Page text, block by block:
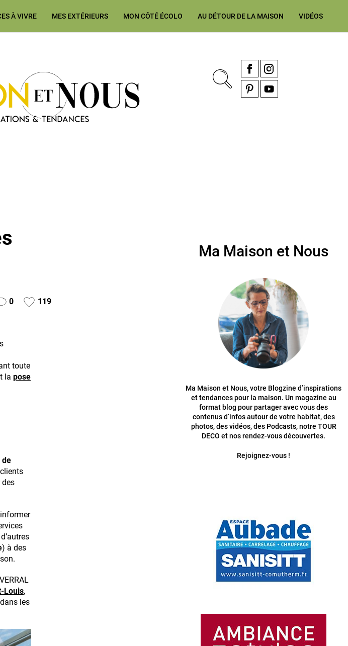
À VIVRE MES EXTÉRIEURS MON CÔTÉ ÉCOLO AU DÉTOUR DE LA MAISON VIDÉOS
Ma Maison et Nous Construction, rénovation & décoration Alsace, Franche-Comté
FacebookInstagram
0 119
toute
la pose
de
des
) à des
Louis,
les
Ma Maison et Nous
Ma Maison et Nous, votre Blogzine d’inspirations
et tendances pour la maison. Un magazine au
format blog pour partager avec vous des
contenus d’infos autour de votre habitat, des
photos, des vidéos, des Podcasts, notre TOUR
DECO et nos rendez-vous découvertes.
Rejoignez-vous !